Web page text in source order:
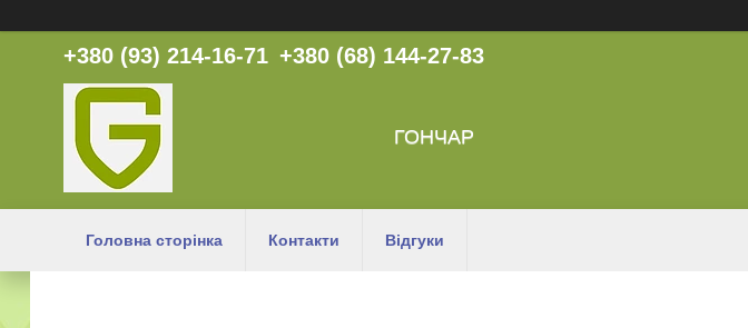
+380 (93) 214-16-71 +380 (68) 144-27-83
ГОНЧАР
Головна сторінка Контакти Відгуки